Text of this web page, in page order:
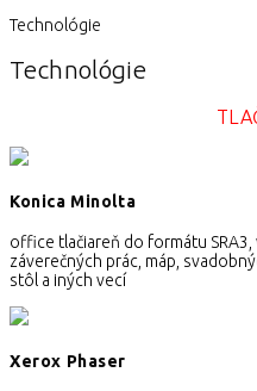
Technológie
Technológie
Konica Minolta
office tlačiareň do formátu
záverečných prác, máp,
stôl a iných vecí
Xerox Phaser